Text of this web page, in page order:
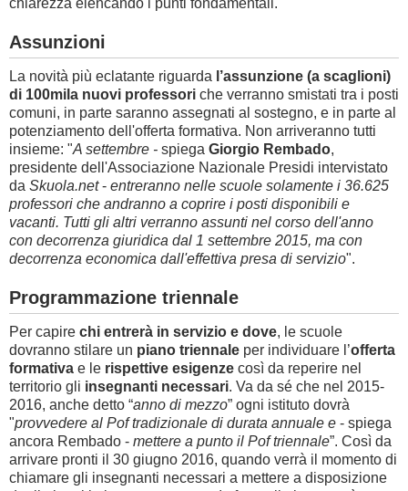
chiarezza elencando i punti fondamentali.
Assunzioni
La novità più eclatante riguarda l’assunzione (a scaglioni)
di 100mila nuovi professori che verranno smistati tra i posti
comuni, in parte saranno assegnati al sostegno, e in parte al
potenziamento dell'offerta formativa. Non arriveranno tutti
insieme: "A settembre - spiega Giorgio Rembado,
presidente dell'Associazione Nazionale Presidi intervistato
da Skuola.net- entreranno nelle scuole solamente i 36.625
professori che andranno a coprire i posti disponibili e
vacanti. Tutti gli altri verranno assunti nel corso dell'anno
con decorrenza giuridica dal 1 settembre 2015, ma con
decorrenza economica dall'effettiva presa di servizio".
Programmazione triennale
Per capire chi entrerà in servizio e dove, le scuole
dovranno stilare un piano triennale per individuare l’offerta
formativa e le rispettive esigenze così da reperire nel
territorio gli insegnanti necessari. Va da sé che nel 2015-
2016, anche detto “anno di mezzo” ogni istituto dovrà
"provvedere al Pof tradizionale di durata annuale e - spiega
ancora Rembado - mettere a punto il Pof triennale”. Così da
arrivare pronti il 30 giugno 2016, quando verrà il momento di
chiamare gli insegnanti necessari a mettere a disposizione